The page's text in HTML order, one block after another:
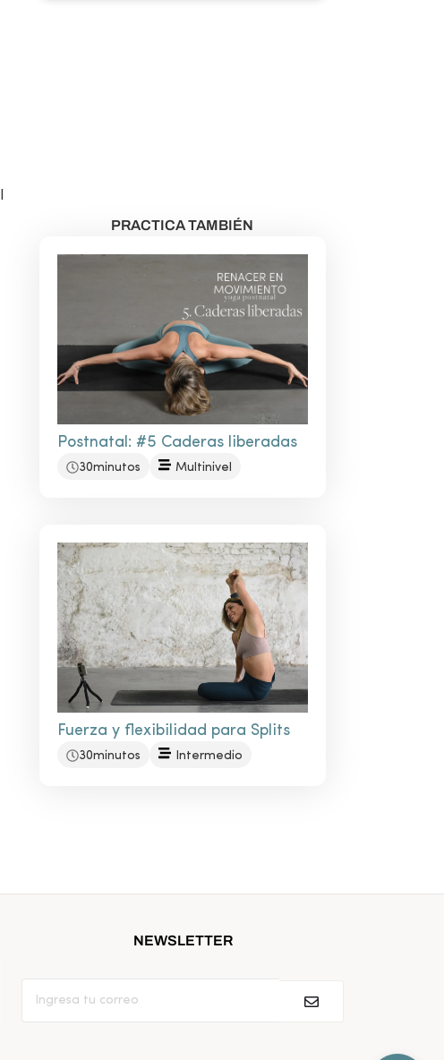
PRACTICA TAMBIÉN
Postnatal: #5 Caderas liberadas
30minutos Multinivel
Fuerza y flexibilidad para Splits
30minutos Intermedio
NEWSLETTER